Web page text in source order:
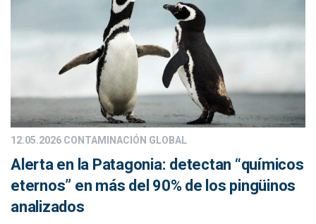
12.05.2026CONTAMINACIÓN GLOBAL
Alerta en la Patagonia: detectan “químicos
eternos” en más del 90% de los pingüinos
analizados